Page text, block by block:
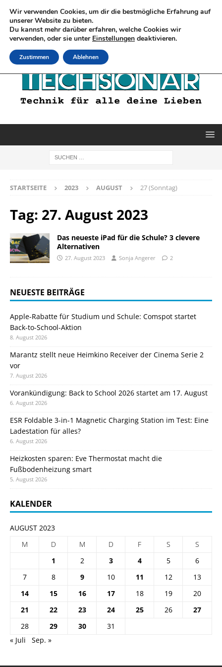
STARTSEITE 2023 AUGUST 27 (Sonntag)
Tag: 27. August 2023
Das neueste iPad für die Schule? 3 clevere
Alternativen
27. August 2023 Sonja Angerer 2
NEUESTE BEITRÄGE
Apple-Rabatte für Studium und Schule: Comspot startet
Back-to-School-Aktion
8. August 2026
Marantz stellt neue Heimkino Receiver der Cinema Serie 2
vor
7. August 2026
Vorankündigung: Back to School 2026 startet am 17. August
6. August 2026
ESR Foldable 3-in-1 Magnetic Charging Station im Test: Eine
Ladestation für alles?
6. August 2026
Heizkosten sparen: Eve Thermostat macht die
Fußbodenheizung smart
5. August 2026
KALENDER
AUGUST 2023
M
D M D F S
S
1
2 3 4 5
6
7
8 9 10 11 12
13
14
15 16 17 18 19
20
21
22 23 24 25 26
27
28
29 30
31
« Juli
Sep. »
Wir verwenden Cookies, um dir die bestmögliche Erfahrung auf
unserer Website zu bieten.
Du kannst mehr darüber erfahren, welche Cookies wir
verwenden, oder sie unter Einstellungen deaktivieren.
Zustimmen Ablehnen